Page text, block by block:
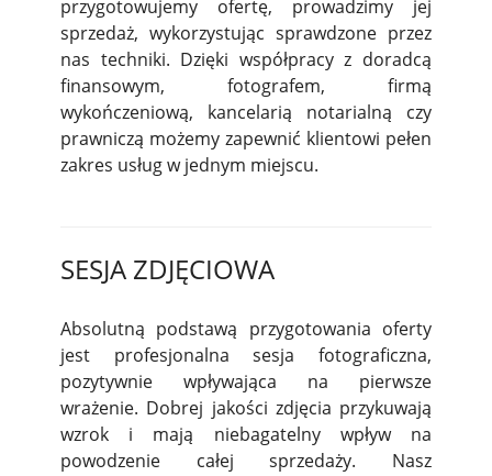
przygotowujemy ofertę, prowadzimy jej
sprzedaż, wykorzystując sprawdzone przez
nas techniki. Dzięki współpracy z doradcą
finansowym, fotografem, firmą
wykończeniową, kancelarią notarialną czy
prawniczą możemy zapewnić klientowi pełen
zakres usług w jednym miejscu.
SESJA ZDJĘCIOWA
Absolutną podstawą przygotowania oferty
jest profesjonalna sesja fotograficzna,
pozytywnie wpływająca na pierwsze
wrażenie. Dobrej jakości zdjęcia przykuwają
wzrok i mają niebagatelny wpływ na
powodzenie całej sprzedaży. Nasz